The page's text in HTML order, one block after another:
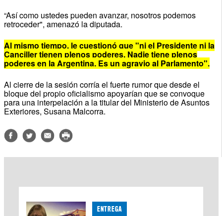
“Así como ustedes pueden avanzar, nosotros podemos
retroceder", amenazó la diputada.
Al mismo tiempo, le cuestionó que "ni el Presidente ni la
Canciller tienen plenos poderes. Nadie tiene plenos
poderes en la Argentina. Es un agravio al Parlamento".
Al cierre de la sesión corría el fuerte rumor que desde el
bloque del propio oficialismo apoyarían que se convoque
para una interpelación a la titular del Ministerio de Asuntos
Exteriores, Susana Malcorra.
ENTREGA